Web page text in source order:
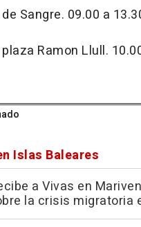
Sangre. 09.00 a
Ramon Llull.
Islas Baleares
a Vivas en
la crisis migratoria